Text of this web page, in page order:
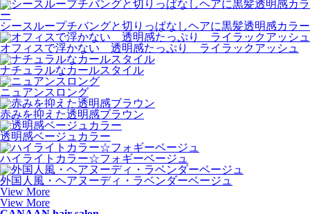
シースループチバングと切りっぱなしヘアに黒髪透明感カラー
オフィスで浮かない 透明感たっぷり ライラックアッシュ
ナチュラルなカールスタイル
ニュアンスロング
赤みを抑えた透明感ブラウン
透明感ベージュカラー
ハイライトカラー☆フォギーベージュ
外国人風・ヘアヌーディ・ラベンダーベージュ
View More
View More